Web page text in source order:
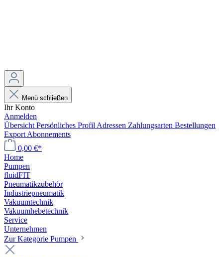
Menü schließen
Ihr Konto
Anmelden
Übersicht Persönliches Profil Adressen Zahlungsarten Bestellungen
Export Abonnements
0,00 €*
Home
Pumpen
fluidFIT
Pneumatikzubehör
Industriepneumatik
Vakuumtechnik
Vakuumhebetechnik
Service
Unternehmen
Zur Kategorie Pumpen